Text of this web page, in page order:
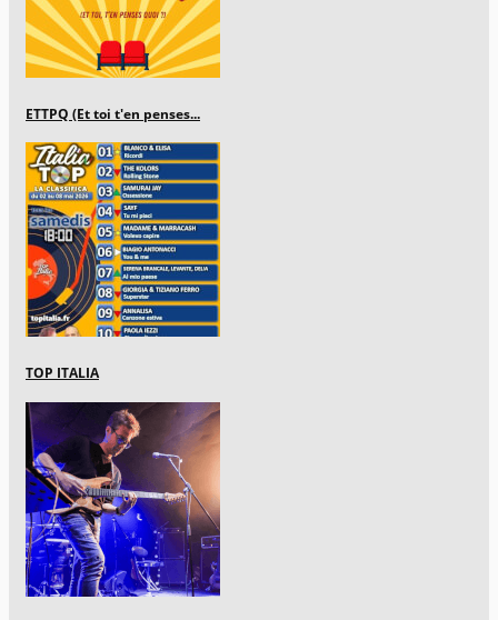
ETTPQ (Et toi t'en penses...
TOP ITALIA